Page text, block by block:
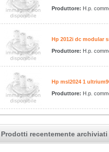
Produttore: H.p.
Hp 2012i dc modular
Produttore: H.p.
Hp msl2024 1
Produttore: H.p.
Prodotti recentemente archiviati